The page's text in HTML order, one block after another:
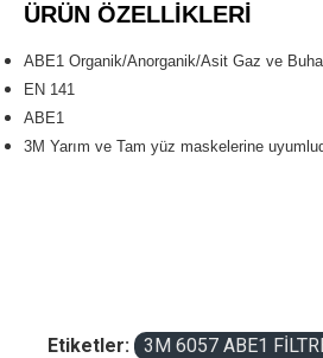
ÜRÜN ÖZELLIKLERI
ABE1 Organik/Anorganik/Asit Gaz ve
EN 141
ABE1
3M Yarım ve Tam yüz maskelerine
Etiketler: 3M 6057 ABE1